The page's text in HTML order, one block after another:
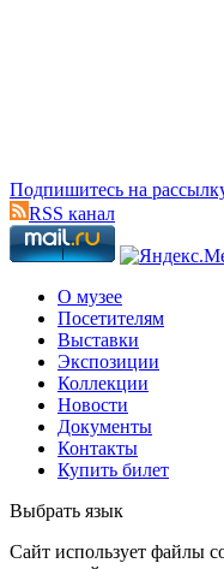
Подпишитесь на
RSS канал
О музее
Посетителям
Выставки
Экспозиции
Коллекции
Новости
Документы
Контакты
Купить билет
Выбрать язык
Cайт использует файлы